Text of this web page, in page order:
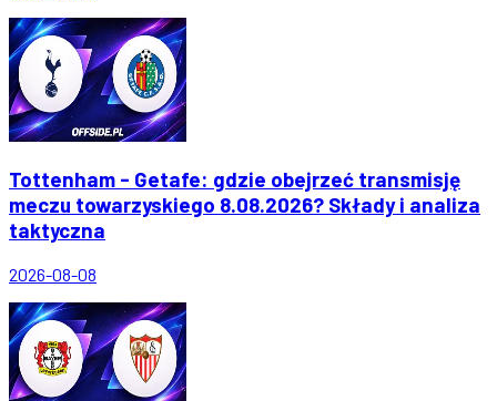
Tottenham - Getafe: gdzie obejrzeć transmisję
meczu towarzyskiego 8.08.2026? Składy i analiza
taktyczna
2026-08-08